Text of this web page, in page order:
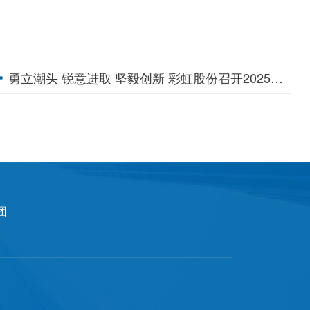
勇立潮头 锐意进取 坚毅创新 彩虹股份召开2025年工作会议